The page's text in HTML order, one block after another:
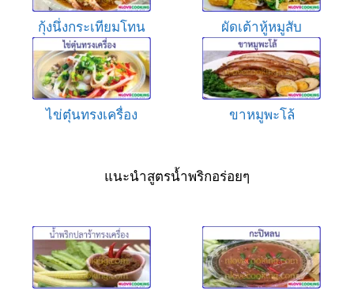
กุ้งนึ่งกระเทียมโทน ผัดเต้าหู้หมูสับ
ไข่ตุ๋นทรงเครื่อง ขาหมูพะโล้
แนะนำสูตรน้ำพริกอร่อยๆ